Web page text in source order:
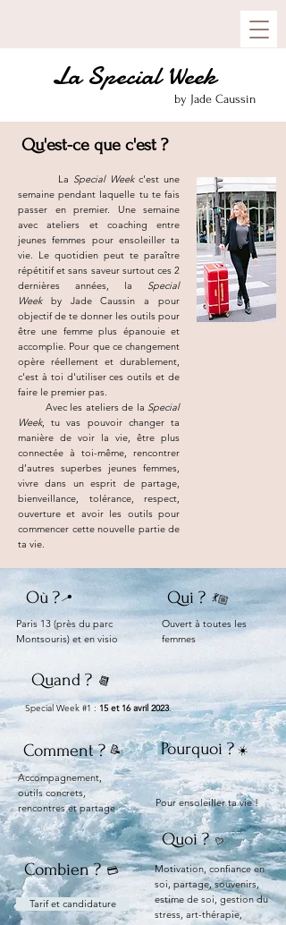
La Special Week
by Jade Caussin
Qu'est-ce que c'est ?
​ La Special Weekc'est une
semaine pendant laquelle tu te fais
passer en premier. Une semaine
avec ateliers et coaching entre
jeunes femmes pour ensoleiller ta
vie. Le quotidien peut te paraître
répétitif et sans saveur surtout ces 2
dernières années, la Special
Week
by Jade Caussin a pour
objectif de te donner les outils pour
être une femme plus épanouie et
accomplie. Pour que ce changement
opère réellement et durablement,
c'est à toi d'utiliser ces outils et de
faire le premier pas.
Avec les ateliers de la Special
Week, tu vas pouvoir changer ta
manière de voir la vie, être plus
connectée à toi-même, rencontrer
d’autres superbes jeunes femmes,
vivre dans un esprit de partage,
bienveillance, tolérance, respect,
ouverture et avoir les outils pour
commencer cette nouvelle partie de
ta vie.
Où ?​
📍
Paris 13 (près du parc
Montsouris) et en visio
Qui ? 💃🏼
Ouvert à toutes les
femmes
Quand ? 📆
Special Week #1 : 15 et 16 avril 2023.
Comment ?📝
Accompagnement,
outils concrets,
rencontres et partage
Pourquoi ?​
☀️
Pour ensoleiller ta vie !
Combien ? 💳
Tarif et candidature
Quoi ? ​💛
Motivation, confiance en
soi, partage, souvenirs,
estime de soi, gestion du
stress, art-thérapie,